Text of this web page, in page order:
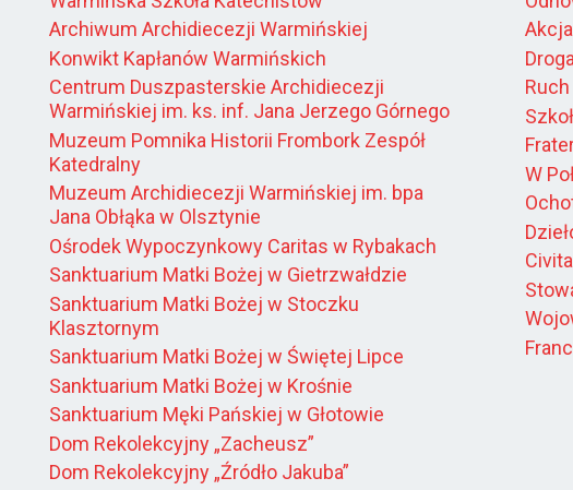
Archiwum Archidiecezji Warmińskiej
Konwikt Kapłanów Warmińskich
Centrum Duszpasterskie Archidiecezji
Warmińskiej im. ks. inf. Jana Jerzego Górnego
Muzeum Pomnika Historii Frombork Zespół
Katedralny
Muzeum Archidiecezji Warmińskiej im. bpa
Jana Obłąka w Olsztynie
Ośrodek Wypoczynkowy Caritas w Rybakach
Sanktuarium Matki Bożej w Gietrzwałdzie
Sanktuarium Matki Bożej w Stoczku
Klasztornym
Sanktuarium Matki Bożej w Świętej Lipce
Sanktuarium Matki Bożej w Krośnie
Sanktuarium Męki Pańskiej w Głotowie
Dom Rekolekcyjny „Zacheusz”
Dom Rekolekcyjny „Źródło Jakuba”
W